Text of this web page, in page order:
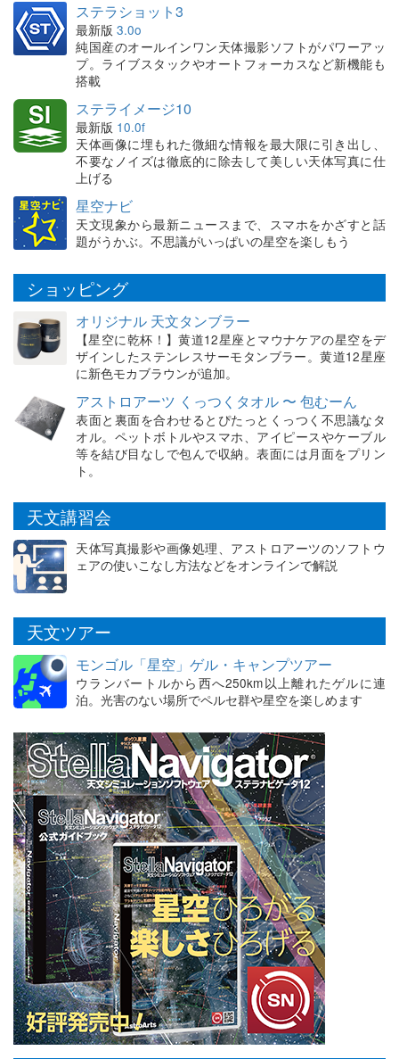
ステラショット3
最新版 3.0o
純国産のオールインワン天体撮影ソフトがパワーアッ
プ。ライブスタックやオートフォーカスなど新機能も
搭載
ステライメージ10
最新版 10.0f
天体画像に埋もれた微細な情報を最大限に引き出し、
不要なノイズは徹底的に除去して美しい天体写真に仕
上げる
星空ナビ
天文現象から最新ニュースまで、スマホをかざすと話
題がうかぶ。不思議がいっぱいの星空を楽しもう
ショッピング
オリジナル 天文タンブラー
【星空に乾杯！】黄道12星座とマウナケアの星空をデ
ザインしたステンレスサーモタンブラー。黄道12星座
に新色モカブラウンが追加。
アストロアーツ くっつくタオル 〜 包むーん
表面と裏面を合わせるとぴたっとくっつく不思議なタ
オル。ペットボトルやスマホ、アイピースやケーブル
等を結び目なしで包んで収納。表面には月面をプリン
ト。
天文講習会
天体写真撮影や画像処理、アストロアーツのソフトウ
ェアの使いこなし方法などをオンラインで解説
天文ツアー
モンゴル「星空」ゲル・キャンプツアー
ウランバートルから西へ250km以上離れたゲルに連
泊。光害のない場所でペルセ群や星空を楽しめます